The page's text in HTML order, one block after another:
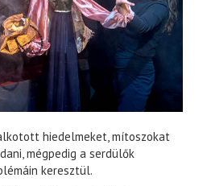
hiedelmeket, mítoszokat
mégpedig a serdülők
keresztül.